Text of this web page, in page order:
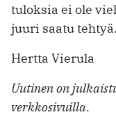
tuloksia ei ole
juuri saatu tehtyä.
Hertta Vierula
Uutinen on
verkkosivuilla.